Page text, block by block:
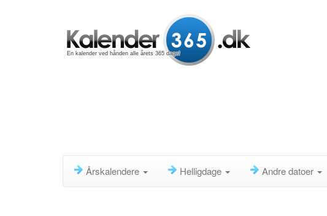
En kalender ved hånden alle årets 365 dage!
Årskalendere Helligdage Andre datoer